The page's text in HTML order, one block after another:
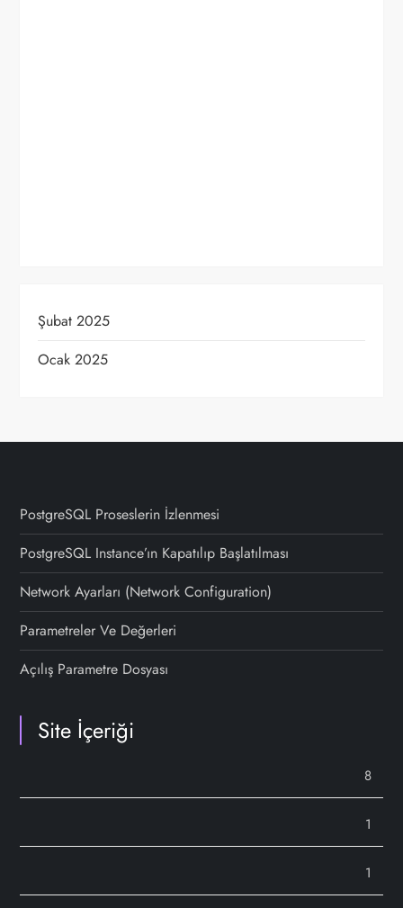
Şubat 2025
Ocak 2025
PostgreSQL Proseslerin İzlenmesi
PostgreSQL Instance’ın Kapatılıp Başlatılması
Network Ayarları (Network Configuration)
Parametreler Ve Değerleri
Açılış Parametre Dosyası
Site İçeriği
8
1
1